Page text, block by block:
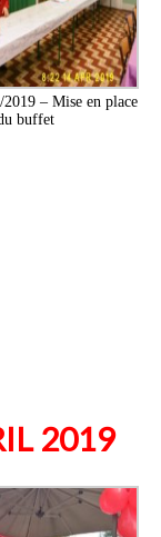
2019 – Mise en place
buffet
2019